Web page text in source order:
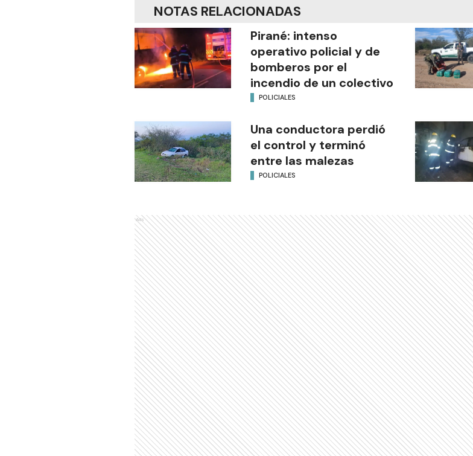
NOTAS RELACIONADAS
Pirané: intenso
operativo policial y de
bomberos por el
incendio de un colectivo
POLICIALES
Una conductora perdió
el control y terminó
entre las malezas
POLICIALES
Ads